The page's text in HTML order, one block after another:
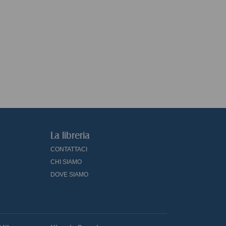
La libreria
CONTATTACI
CHI SIAMO
DOVE SIAMO